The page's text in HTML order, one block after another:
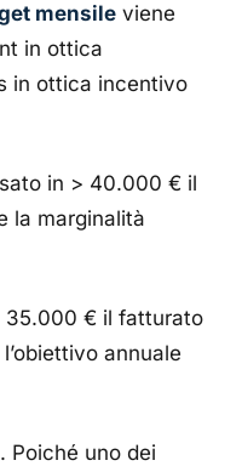
mensile viene
in ottica
in ottica incentivo
in > 40.000 € il
la marginalità
35.000 € il fatturato
annuale
Poiché uno dei